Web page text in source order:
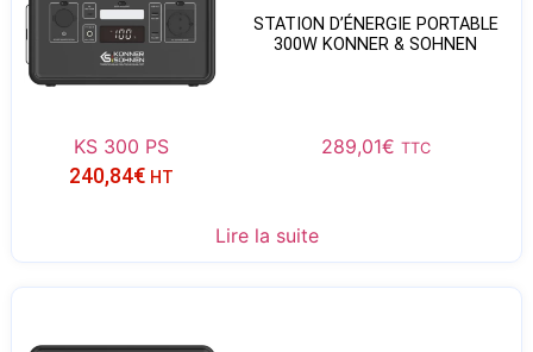
STATION D’ÉNERGIE PORTABLE
300W KONNER & SOHNEN
KS 300 PS 289,01€ TTC
240,84€ HT
Lire la suite